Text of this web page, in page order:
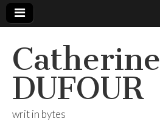
Catherine
DUFOUR
writ in bytes